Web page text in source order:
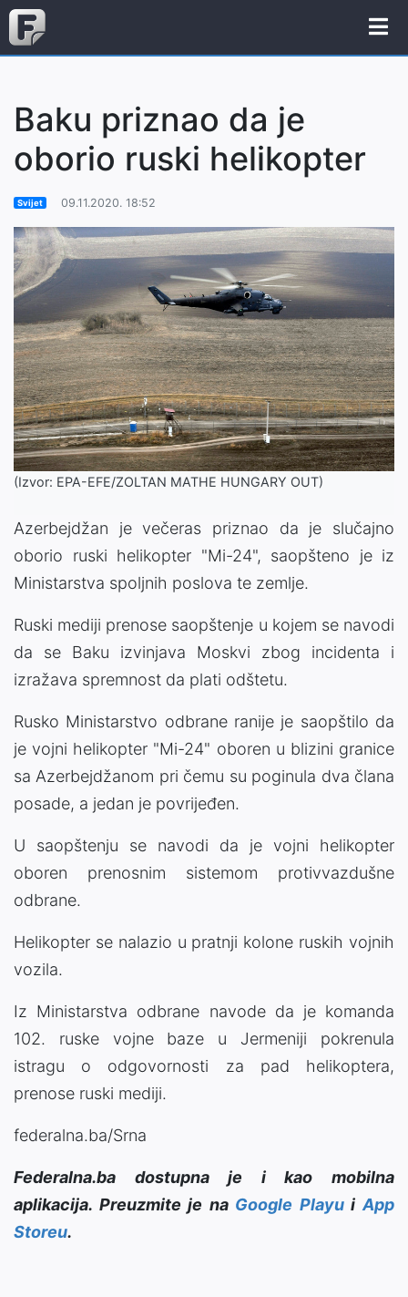
Baku priznao da je
oborio ruski helikopter
Svijet 09.11.2020. 18:52
(Izvor: EPA-EFE/ZOLTAN MATHE HUNGARY OUT)
Azerbejdžan je večeras priznao da je slučajno
oborio ruski helikopter "Mi-24", saopšteno je iz
Ministarstva spoljnih poslova te zemlje.
Ruski mediji prenose saopštenje u kojem se navodi
da se Baku izvinjava Moskvi zbog incidenta i
izražava spremnost da plati odštetu.
Rusko Ministarstvo odbrane ranije je saopštilo da
je vojni helikopter "Mi-24" oboren u blizini granice
sa Azerbejdžanom pri čemu su poginula dva člana
posade, a jedan je povrijeđen.
U saopštenju se navodi da je vojni helikopter
oboren prenosnim sistemom protivvazdušne
odbrane.
Helikopter se nalazio u pratnji kolone ruskih vojnih
vozila.
Iz Ministarstva odbrane navode da je komanda
102. ruske vojne baze u Jermeniji pokrenula
istragu o odgovornosti za pad helikoptera,
prenose ruski mediji.
federalna.ba/Srna
Federalna.ba dostupna je i kao mobilna
aplikacija. Preuzmite je na Google PlayuiApp
Storeu.